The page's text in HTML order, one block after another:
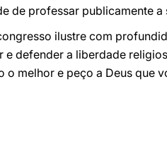
de professar publicamente a
ilustre com
e defender a liberdade
melhor e peço a Deus que